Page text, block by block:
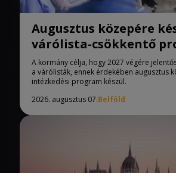
Augusztus közepére
várólista-csökkentő
A kormány célja, hogy 2027 végére
a várólisták, ennek érdekében augusztus
intézkedési program készül.
2026. augusztus 07.Belföld